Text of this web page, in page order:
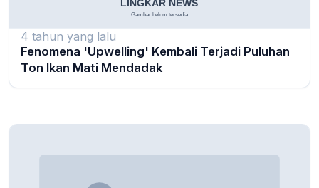
4 tahun yang lalu
Fenomena 'Upwelling' Kembali Terjadi Puluhan
Ton Ikan Mati Mendadak